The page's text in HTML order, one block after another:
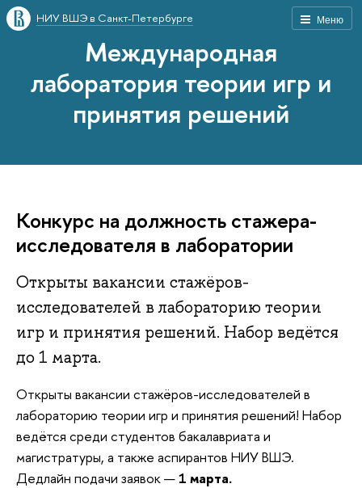
Меню
НИУ ВШЭ в Санкт-Петербурге
Международная
лаборатория теории игр и
принятия решений
Конкурс на должность стажера-
исследователя в лаборатории
Открыты вакансии стажёров-
исследователей в лабораторию теории
игр и принятия решений. Набор ведётся
до 1 марта.
Открыты вакансии стажёров-исследователей в
лабораторию теории игр и принятия решений! Набор
ведётся среди студентов бакалавриата и
магистратуры, а также аспирантов НИУ ВШЭ.
Дедлайн подачи заявок —1 марта.